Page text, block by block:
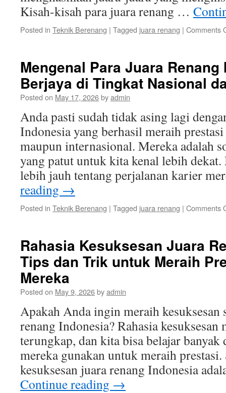
Kisah-kisah para juara renang …
Posted in Teknik Berenang | Tagged juara renang | Comments
Mengenal Para Juara
Berjaya di Tingkat Nasional
Posted on May 17, 2026byadmin
Anda pasti sudah tidak asing lagi
Indonesia yang berhasil meraih
maupun internasional. Mereka adalah
yang patut untuk kita kenal lebih
lebih jauh tentang perjalanan karier
reading →
Posted in Teknik Berenang | Tagged juara renang | Comments
Rahasia Kesuksesan Juara
Tips dan Trik untuk Meraih
Mereka
Posted on May 9, 2026byadmin
Apakah Anda ingin meraih kesuksesan
renang Indonesia? Rahasia kesuksesan
terungkap, dan kita bisa belajar
mereka gunakan untuk meraih
kesuksesan juara renang Indonesia
Continue reading →